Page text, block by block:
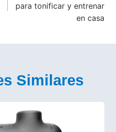
para tonificar y entrenar
en casa
Similares